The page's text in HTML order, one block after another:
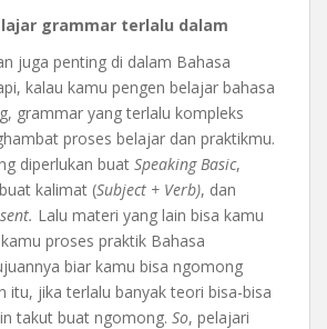
grammar terlalu dalam
juga penting di dalam Bahasa
kalau kamu pengen belajar bahasa
grammar yang terlalu kompleks
proses belajar dan praktikmu.
diperlukan buat Speaking Basic,
kalimat (Subject + Verb), dan
Lalu materi yang lain bisa kamu
proses praktik Bahasa
biar kamu bisa ngomong
itu, jika terlalu banyak teori bisa-bisa
takut buat ngomong. So, pelajari